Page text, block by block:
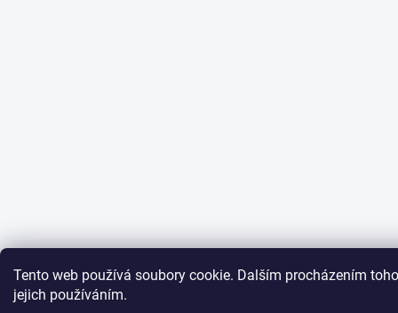
Tento web používá soubory cookie. Dalším procházením
jejich používáním.